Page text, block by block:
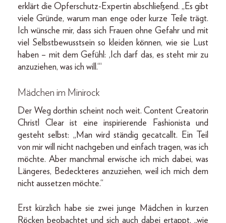
erklärt die Opferschutz-Expertin abschließend. „Es gibt
viele Gründe, warum man enge oder kurze Teile trägt.
Ich wünsche mir, dass sich Frauen ohne Gefahr und mit
viel Selbstbewusstsein so kleiden können, wie sie Lust
haben – mit dem Gefühl: ‚Ich darf das, es steht mir zu
anzuziehen, was ich will.‘“
Mädchen im Minirock
Der Weg dorthin scheint noch weit. Content Creatorin
Christl Clear ist eine inspirierende Fashionista und
gesteht selbst: „Man wird ständig gecatcallt. Ein Teil
von mir will nicht nachgeben und einfach tragen, was ich
möchte. Aber manchmal erwische ich mich dabei, was
Längeres, Bedeckteres anzuziehen, weil ich mich dem
nicht aussetzen möchte.“
Erst kürzlich habe sie zwei junge Mädchen in kurzen
Röcken beobachtet und sich auch dabei ertappt, „wie